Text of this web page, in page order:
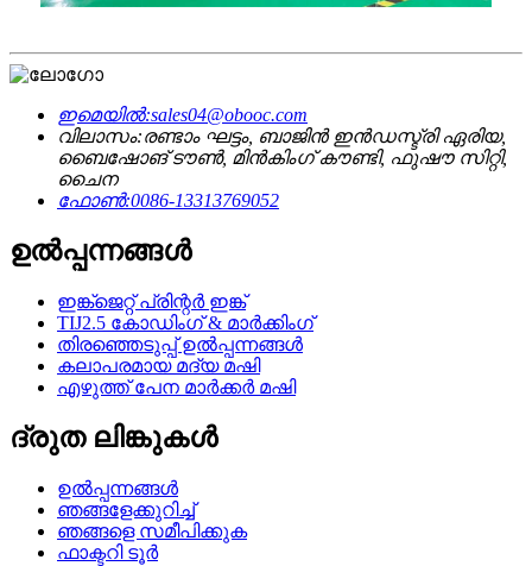
ഇമെയിൽ:sales04@obooc.com
വിലാസം:രണ്ടാം ഘട്ടം, ബാജിൻ ഇൻഡസ്ട്രി ഏരിയ,
ബൈഷോങ് ടൗൺ, മിൻകിംഗ് കൗണ്ടി, ഫുഷൗ സിറ്റി,
ചൈന
ഫോൺ:0086-13313769052
ഉൽപ്പന്നങ്ങൾ
ഇങ്ക്ജെറ്റ് പ്രിന്റർ ഇങ്ക്
TIJ2.5 കോഡിംഗ് & മാർക്കിംഗ്
തിരഞ്ഞെടുപ്പ് ഉൽപ്പന്നങ്ങൾ
കലാപരമായ മദ്യ മഷി
എഴുത്ത് പേന മാർക്കർ മഷി
ദ്രുത ലിങ്കുകൾ
ഉൽപ്പന്നങ്ങൾ
ഞങ്ങളേക്കുറിച്ച്
ഞങ്ങളെ സമീപിക്കുക
ഫാക്ടറി ടൂർ